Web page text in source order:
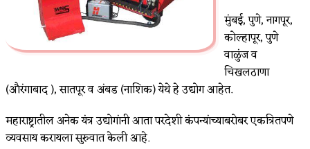
मुंबई, पुणे, नागपूर,
कोल्हापूर, पुणे
वाळुंज व
चिखलठाणा
(औरंगाबाद ), सातपूर व अंबड (नाशिक) येथे हे उद्योग आहेत.
महाराष्ट्रातील अनेक यंत्र उद्योगांनी आता परदेशी कंपन्यांच्याबरोबर एकत्रितपणे
व्यवसाय करायला सुरुवात केली आहे.